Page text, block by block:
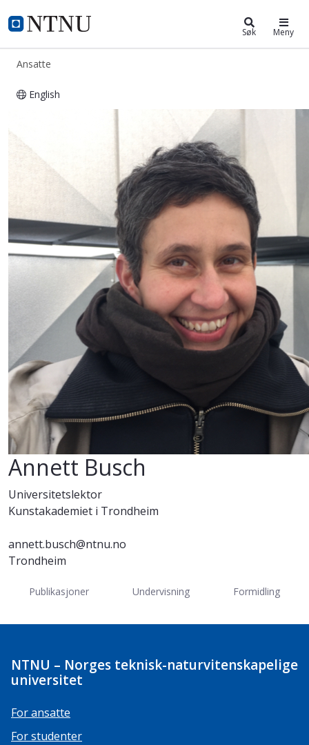
NTNU Hjemmeside
ntnu.no Søk Meny
Ansatte
English
Annett Busch
Universitetslektor
Kunstakademiet i Trondheim
annett.busch@ntnu.no
Trondheim
Publikasjoner Undervisning Formidling
NTNU – Norges teknisk-naturvitenskapelige
universitet
For ansatte
For studenter